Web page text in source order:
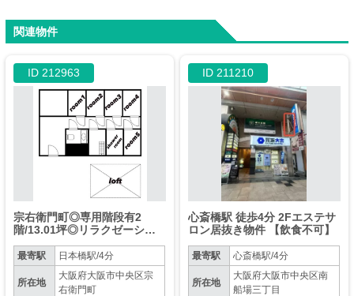
関連物件
ID 212963
宗右衛門町◎専用階段有2
階/13.01坪◎リラクゼーショ
最寄駅 日本橋駅/4分
所在地
大阪府大阪市中央区宗
右衛門町
ID 211210
心斎橋駅 徒歩4分 2Fエステサ
ロン居抜き物件 【飲食不可】
最寄駅 心斎橋駅/4分
所在地
大阪府大阪市中央区南
船場三丁目